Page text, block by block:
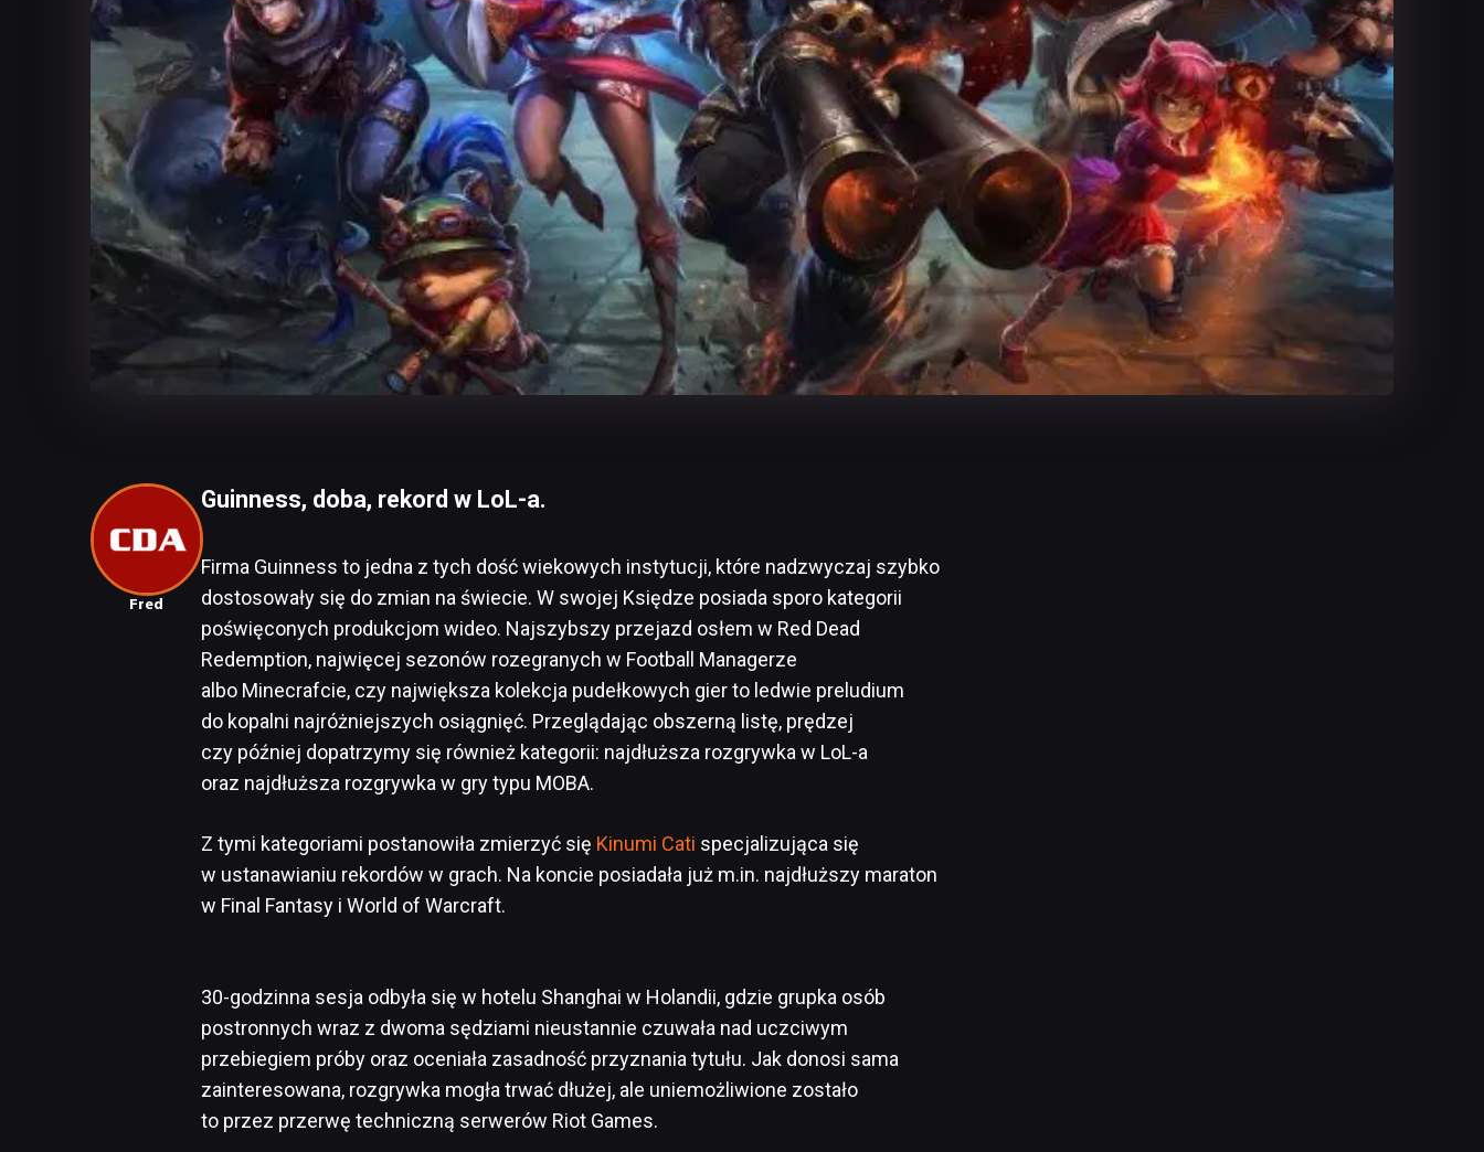
Fred
Guinness, doba, rekord w LoL-a.
Firma Guinness to jedna z tych dość wiekowych instytucji, które nadzwyczaj szybko
dostosowały się do zmian na świecie. W swojej Księdze posiada sporo kategorii
poświęconych produkcjom wideo. Najszybszy przejazd osłem w Red Dead
Redemption, najwięcej sezonów rozegranych w Football Managerze
albo Minecrafcie, czy największa kolekcja pudełkowych gier to ledwie preludium
do kopalni najróżniejszych osiągnięć. Przeglądając obszerną listę, prędzej
czy później dopatrzymy się również kategorii: najdłuższa rozgrywka w LoL-a
oraz najdłuższa rozgrywka w gry typu MOBA.
Z tymi kategoriami postanowiła zmierzyć się Kinumi Cati specjalizująca się
w ustanawianiu rekordów w grach. Na koncie posiadała już m.in. najdłuższy maraton
w Final Fantasy i World of Warcraft.
30-godzinna sesja odbyła się w hotelu Shanghai w Holandii, gdzie grupka osób
postronnych wraz z dwoma sędziami nieustannie czuwała nad uczciwym
przebiegiem próby oraz oceniała zasadność przyznania tytułu. Jak donosi sama
zainteresowana, rozgrywka mogła trwać dłużej, ale uniemożliwione zostało
to przez przerwę techniczną serwerów Riot Games.